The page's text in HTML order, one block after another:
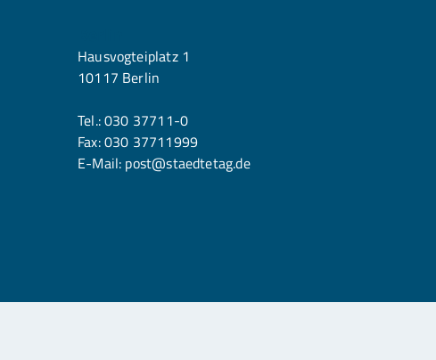
Hausvogteiplatz 1
10117 Berlin
Tel.:030 37711-0
Fax: 030 37711999
E-Mail: post@staedtetag.de